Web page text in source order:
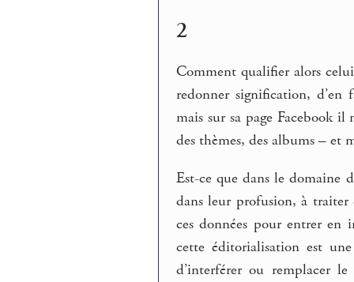
2
Comment qualifier alors
redonner signification,
mais sur sa page Facebook il
des thèmes, des albums – et
Est-ce que dans le domaine
dans leur profusion, à traiter
ces données pour entrer en
cette éditorialisation est
d’interférer ou remplacer